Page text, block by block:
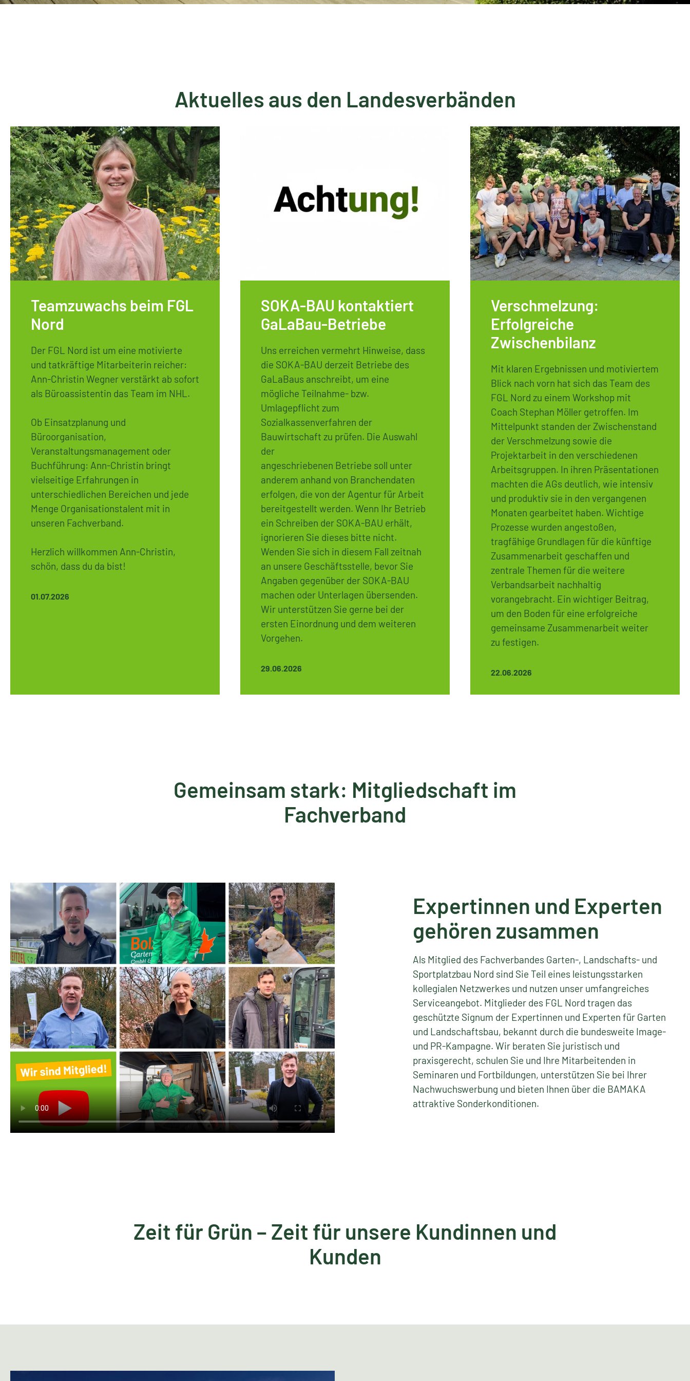
Aktuelles aus den Landesverbänden
Teamzuwachs beim FGL
Nord
Der FGL Nord ist um eine motivierte
und tatkräftige Mitarbeiterin reicher:
Ann-Christin Wegner verstärkt ab sofort
als Büroassistentin das Team im NHL.
Ob Einsatzplanung und
Büroorganisation,
Veranstaltungsmanagement oder
Buchführung: Ann-Christin bringt
vielseitige Erfahrungen in
unterschiedlichen Bereichen und jede
Menge Organisationstalent mit in
unseren Fachverband.
Herzlich willkommen Ann-Christin,
schön, dass du da bist!
01.07.2026
SOKA-BAU kontaktiert
GaLaBau-Betriebe
Uns erreichen vermehrt Hinweise, dass
die SOKA-BAU derzeit Betriebe des
GaLaBaus anschreibt, um eine
mögliche Teilnahme- bzw.
Umlagepflicht zum
Sozialkassenverfahren der
Bauwirtschaft zu prüfen. Die Auswahl
der
angeschriebenen Betriebe soll unter
anderem anhand von Branchendaten
erfolgen, die von der Agentur für Arbeit
bereitgestellt werden. Wenn Ihr Betrieb
ein Schreiben der SOKA-BAU erhält,
ignorieren Sie dieses bitte nicht.
Wenden Sie sich in diesem Fall zeitnah
an unsere Geschäftsstelle, bevor Sie
Angaben gegenüber der SOKA-BAU
machen oder Unterlagen übersenden.
Wir unterstützen Sie gerne bei der
ersten Einordnung und dem weiteren
Vorgehen.
29.06.2026
Verschmelzung:
Erfolgreiche
Zwischenbilanz
Mit klaren Ergebnissen und motiviertem
Blick nach vorn hat sich das Team des
FGL Nord zu einem Workshop mit
Coach Stephan Möller getroffen. Im
Mittelpunkt standen der Zwischenstand
der Verschmelzung sowie die
Projektarbeit in den verschiedenen
Arbeitsgruppen. In ihren Präsentationen
machten die AGs deutlich, wie intensiv
und produktiv sie in den vergangenen
Monaten gearbeitet haben. Wichtige
Prozesse wurden angestoßen,
tragfähige Grundlagen für die künftige
Zusammenarbeit geschaffen und
zentrale Themen für die weitere
Verbandsarbeit nachhaltig
vorangebracht. Ein wichtiger Beitrag,
um den Boden für eine erfolgreiche
gemeinsame Zusammenarbeit weiter
zu festigen.
22.06.2026
Gemeinsam stark: Mitgliedschaft im
Fachverband
Expertinnen und Experten
gehören zusammen
Als Mitglied des Fachverbandes Garten-, Landschafts- und
Sportplatzbau Nord sind Sie Teil eines leistungsstarken
kollegialen Netzwerkes und nutzen unser umfangreiches
Serviceangebot. Mitglieder des FGL Nord tragen das
geschützte Signum der Expertinnen und Experten für Garten
und Landschaftsbau, bekannt durch die bundesweite Image-
und PR-Kampagne. Wir beraten Sie juristisch und
praxisgerecht, schulen Sie und Ihre Mitarbeitenden in
Seminaren und Fortbildungen, unterstützen Sie bei Ihrer
Nachwuchswerbung und bieten Ihnen über die BAMAKA
attraktive Sonderkonditionen.
Zeit für Grün – Zeit für unsere Kundinnen und
Kunden